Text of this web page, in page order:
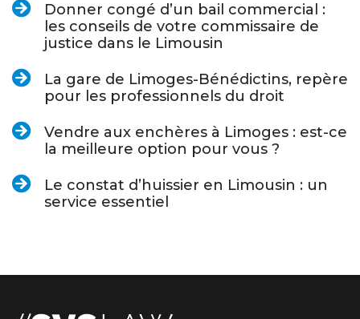
Donner congé d’un bail commercial :
les conseils de votre commissaire de
justice dans le Limousin
La gare de Limoges-Bénédictins, repère
pour les professionnels du droit
Vendre aux enchères à Limoges : est-ce
la meilleure option pour vous ?
Le constat d’huissier en Limousin : un
service essentiel